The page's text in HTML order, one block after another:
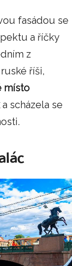
fasádou se
a říčky
z
říši,
místo
a scházela se